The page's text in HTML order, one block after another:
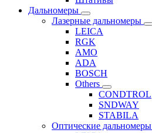
Дальномеры
Лазерные дальномеры
LEICA
RGK
AMO
ADA
BOSCH
Others
CONDTROL
SNDWAY
STABILA
Оптические дальномеры